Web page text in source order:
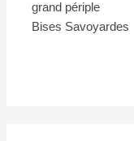
grand périple
Bises Savoyardes